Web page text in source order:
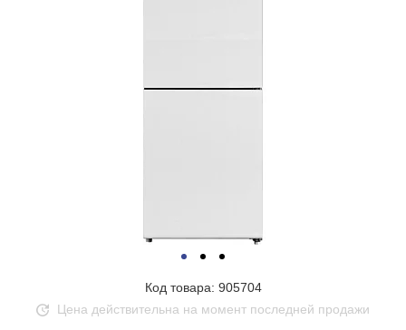
Код товара: 905704
Цена действительна на момент последней продажи